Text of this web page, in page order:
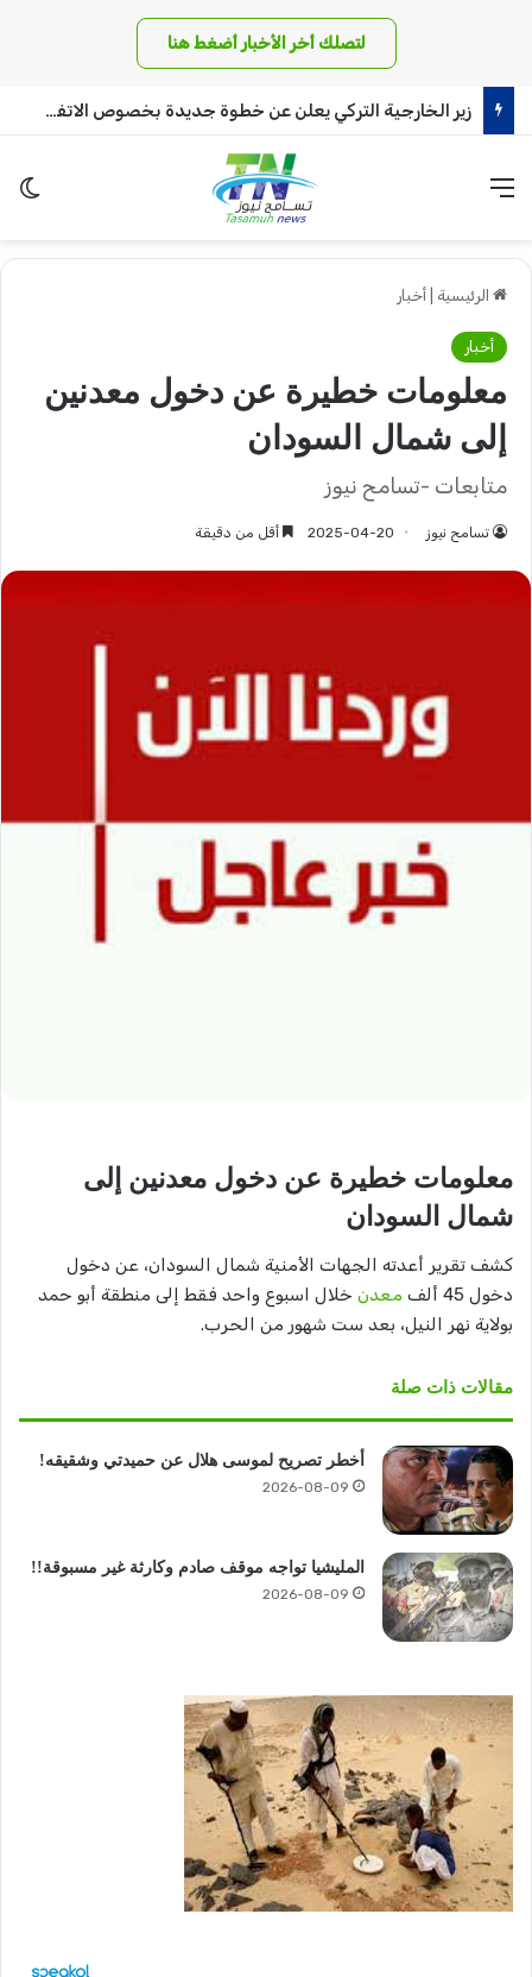
لتصلك أخر الأخبار أضغط هنا
زير الخارجية التركي يعلن عن خطوة جديدة بخصوص الاتفاقية المشتركة
القائمة
الرئيسية أخبار
أخبار
معلومات خطيرة عن دخول معدنين
إلى شمال السودان
متابعات -تسامح نيوز
تسامح نيوز 2025-04-20 أقل من دقيقة
معلومات خطيرة عن دخول معدنين إلى
شمال السودان
كشف تقرير أعدته الجهات الأمنية شمال السودان، عن دخول
دخول 45 ألف
معدن خلال اسبوع واحد فقط إلى منطقة أبو حمد
بولاية نهر النيل، بعد ست شهور من الحرب.
مقالات ذات صلة
أخطر تصريح لموسى هلال عن حميدتي وشقيقه!
2026-08-09
المليشيا تواجه موقف صادم وكارثة غير مسبوقة!!
2026-08-09